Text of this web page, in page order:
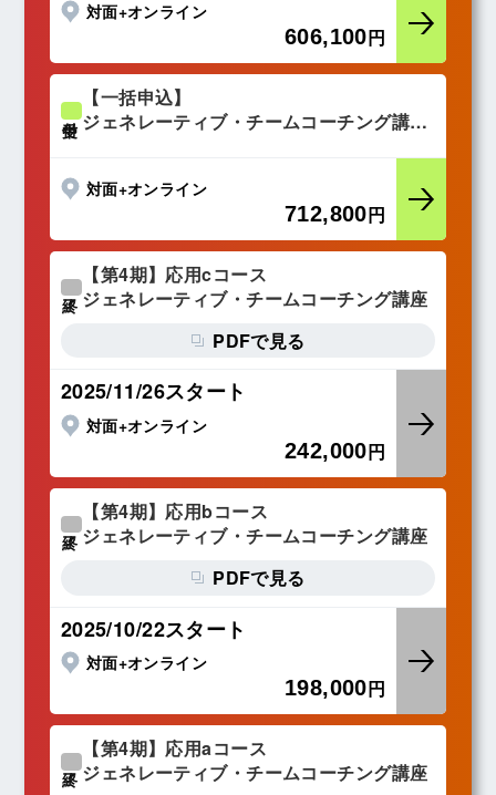
対面+オンライン
606,100円
【一括申込】
ジェネレーティブ・チームコーチング講座
対面+オンライン
712,800円
【第4期】応用cコース
ジェネレーティブ・チームコーチング講座
PDFで見る
2025/11/26スタート
対面+オンライン
242,000円
【第4期】応用bコース
ジェネレーティブ・チームコーチング講座
PDFで見る
2025/10/22スタート
対面+オンライン
198,000円
【第4期】応用aコース
ジェネレーティブ・チームコーチング講座